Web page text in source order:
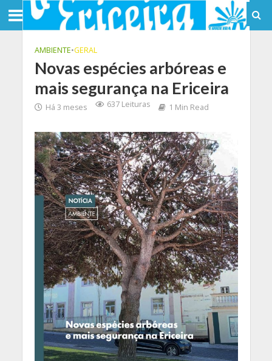
AMBIENTE•GERAL
Novas espécies arbóreas e
mais segurança na Ericeira
Há 3 meses 637 Leituras 1 Min Read